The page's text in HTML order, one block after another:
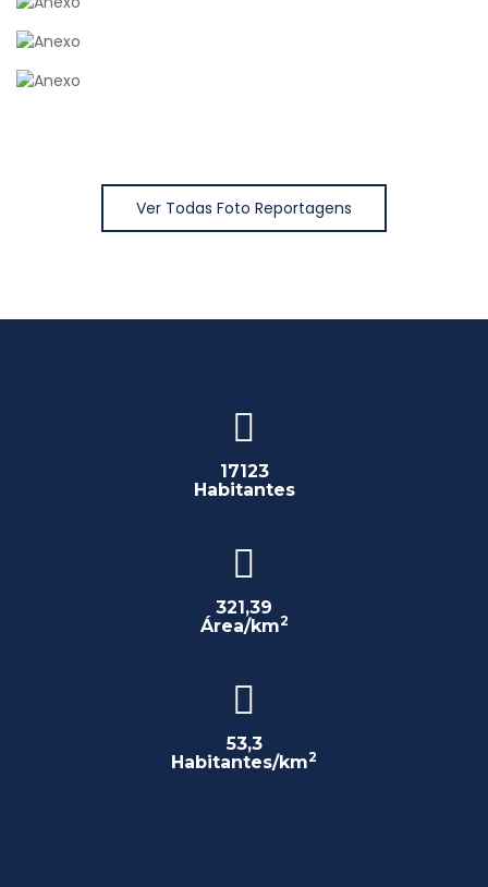
Ver Todas Foto Reportagens
17123
Habitantes
321,39
Área/km2
53,3
Habitantes/km2